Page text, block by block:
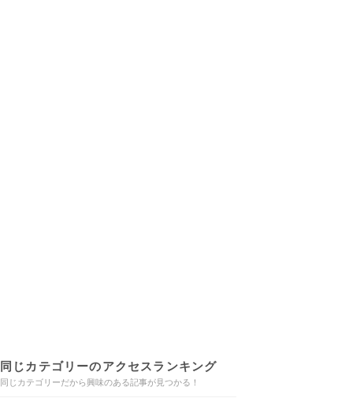
同じカテゴリーのアクセスランキング
同じカテゴリーだから興味のある記事が見つかる！